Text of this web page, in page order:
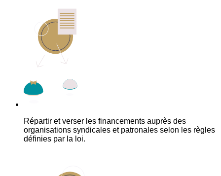
Répartir et verser les financements auprès des
organisations syndicales et patronales selon les règles
définies par la loi.